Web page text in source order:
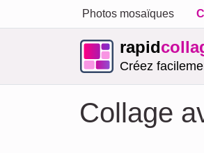
Photos mosaïques
rapid
Créez
Collage